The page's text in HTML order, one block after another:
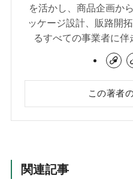
を活かし、商品企画か
ッケージ設計、販路開
るすべての事業者に伴
この著者
関連記事